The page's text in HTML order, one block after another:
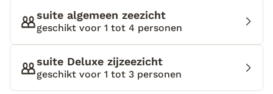
een onvergetelijke ervaring in Lourdas, Kefalonia. De
kamers en suites zijn een perfecte balans tussen
moderne stijl en Grieks comfort, zorgvuldig ingericht
afstand van het strand, beschikt over een zwembad
en een sfeervolle restaurant- en poolbar, waar het
suite algemeen zeezicht
geschikt voor 1 tot 4 personen
suite Deluxe zijzeezicht
geschikt voor 1 tot 3 personen